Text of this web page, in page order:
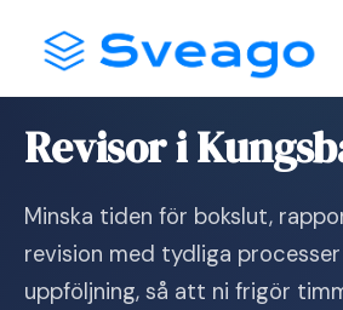
content
Revisor i
Minska tiden för bokslut,
revision med tydliga
uppföljning, så att ni frigör